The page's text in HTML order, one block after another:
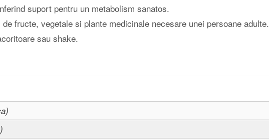
suport pentru un metabolism sanatos.
fructe, vegetale si plante medicinale necesare unei persoane adulte.
sau shake.